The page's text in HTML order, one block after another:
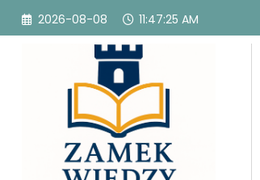
Przejdź
2026-08-08 11:47:26 AM